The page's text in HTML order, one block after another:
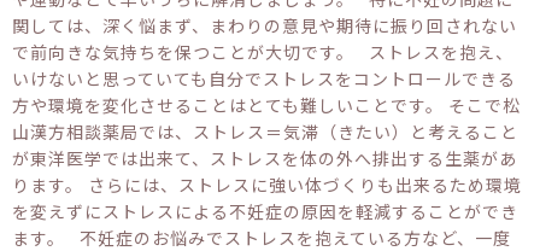
関しては、深く悩まず、まわりの意見や期待に振り回されない
で前向きな気持ちを保つことが大切です。 ストレスを抱え、
いけないと思っていても自分でストレスをコントロールできる
方や環境を変化させることはとても難しいことです。 そこで松
山漢方相談薬局では、ストレス＝気滞（きたい）と考えること
が東洋医学では出来て、ストレスを体の外へ排出する生薬があ
ります。 さらには、ストレスに強い体づくりも出来るため環境
を変えずにストレスによる不妊症の原因を軽減することができ
ます。 不妊症のお悩みでストレスを抱えている方など、一度